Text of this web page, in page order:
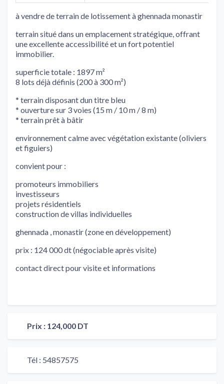
à vendre de terrain de lotissement à ghennada monastir
terrain situé dans un emplacement stratégique, offrant
une excellente accessibilité et un fort potentiel
immobilier.
superficie totale : 1897 m²
8 lots déjà définis (200 à 300 m²)
* terrain disposant dun titre bleu
* ouverture sur 3 voies (15 m / 10 m / 8 m)
* terrain prêt à bâtir
environnement calme avec végétation existante (oliviers
et figuiers)
convient pour :
promoteurs immobiliers
investisseurs
projets résidentiels
construction de villas individuelles
ghennada , monastir (zone en développement)
prix : 124 000 dt (négociable après visite)
contact direct pour visite et informations
Prix : 124,000 DT
Tél : 54857575